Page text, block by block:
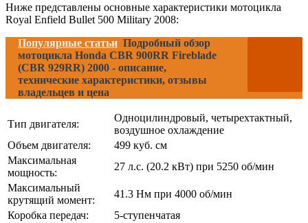
Ниже представлены основные характеристики мотоцикла
Royal Enfield Bullet 500 Military 2008:
Популярные статьи Подробный обзор
мотоцикла Honda CBR 900RR Fireblade
(CBR 929RR) 2000 - описание,
технические характеристики, отзывы
владельцев и цена
Тип двигателя:
Одноцилиндровый, четырехтактный,
воздушное охлаждение
Объем двигателя:
499 куб. см
Максимальная
мощность:
27 л.с. (20.2 кВт) при 5250 об/мин
Максимальный
крутящий момент:
41.3 Нм при 4000 об/мин
Коробка передач:
5-ступенчатая